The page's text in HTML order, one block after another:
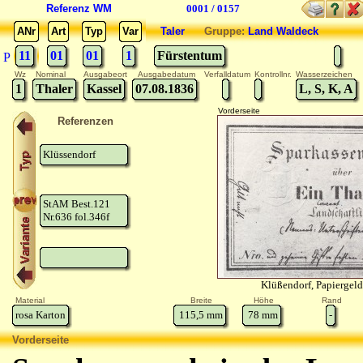
Referenz WM
0001 / 0157
ANr
Art Typ Var
P 11 01 01 1
TalerGruppe:Land Waldeck
Fürstentum
Wz Nominal Ausgabeort Ausgabedatum Verfalldatum Kontrollnr. Wasserzeichen
1 Thaler Kassel 07.08.1836 L, S, K, A
Referenzen
Klüssendorf
StAM Best.121
Nr.636 fol.346f
Vorderseite
Klüßendorf,
Material Breite Höhe Rand
rosa Karton 115,5 mm 78 mm -
Vorderseite